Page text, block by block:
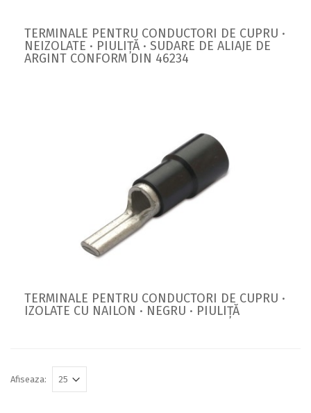
TERMINALE PENTRU CONDUCTORI DE CUPRU ·
NEIZOLATE · PIULIȚĂ · SUDARE DE ALIAJE DE
ARGINT CONFORM DIN 46234
TERMINALE PENTRU CONDUCTORI DE CUPRU ·
IZOLATE CU NAILON · NEGRU · PIULIȚĂ
Afiseaza: